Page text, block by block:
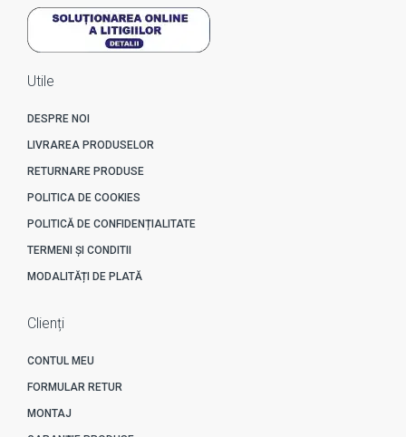
Utile
DESPRE NOI
LIVRAREA PRODUSELOR
RETURNARE PRODUSE
POLITICA DE COOKIES
POLITICĂ DE CONFIDENȚIALITATE
TERMENI ȘI CONDITII
MODALITĂȚI DE PLATĂ
Clienți
CONTUL MEU
FORMULAR RETUR
MONTAJ